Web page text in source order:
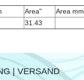
Area" Area mm
31.43
| VERSAND